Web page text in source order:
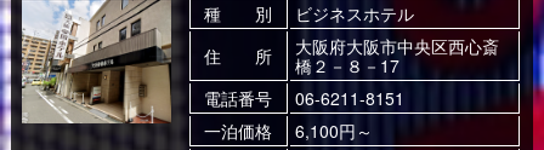
種 別
ビジネスホテル
住 所
大阪府大阪市中央区西心斎
橋２－８－17
電話番号
06-6211-8151
一泊価格
6,100円～